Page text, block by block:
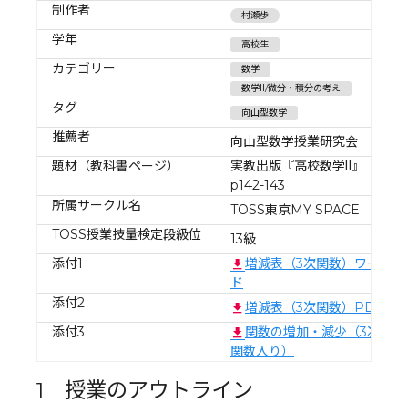
制作者
村瀬歩
学年 高校生
カテゴリー
数学
数学Ⅱ/微分・積分の考え
タグ 向山型数学
推薦者
向山型数学授業研究会
題材（教科書ページ）
実教出版『高校数学Ⅱ』
p142-143
所属サークル名
TOSS東京MY SPACE
TOSS授業技量検定段級位
13級
添付1
増減表（3次関数）ワー
ド
添付2
増減表（3次関数）PDF
添付3
関数の増加・減少（3次
関数入り）
1 授業のアウトライン